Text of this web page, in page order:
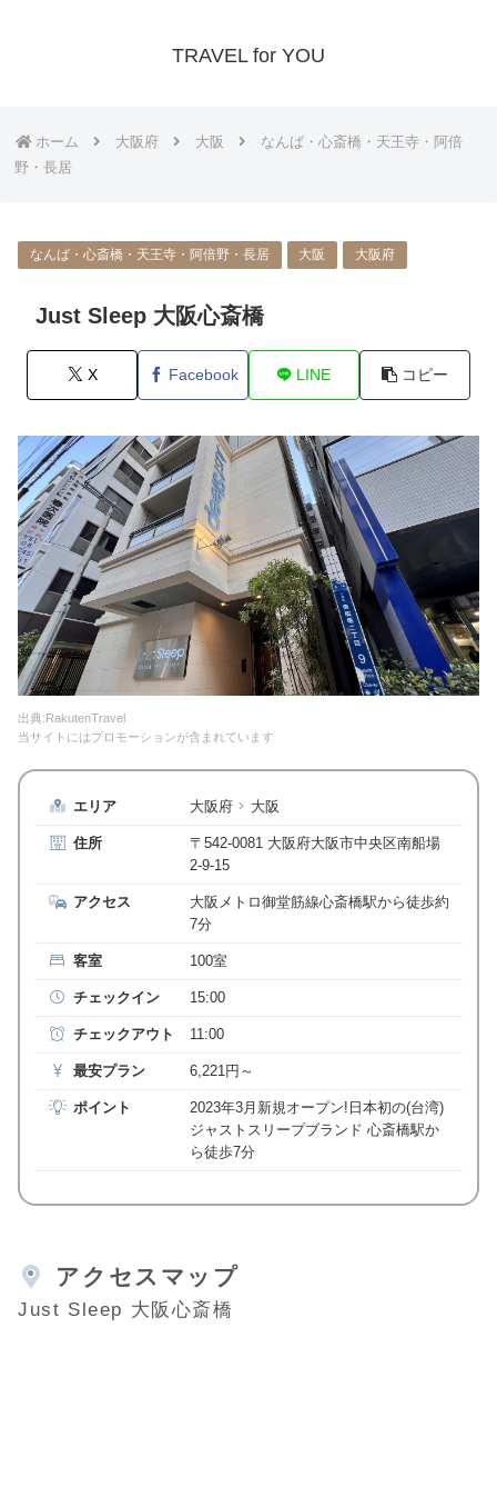
TRAVEL for YOU
ホーム 大阪府 大阪
なんば・心斎橋・天王寺・阿倍
野・長居
なんば・心斎橋・天王寺・阿倍野・長居 大阪 大阪府
Just Sleep 大阪心斎橋
X Facebook LINE コピー
出典:RakutenTravel
当サイトにはプロモーションが含まれています
エリア 大阪府 大阪
住所
〒542-0081 大阪府大阪市中央区南船場
2-9-15
アクセス
大阪メトロ御堂筋線心斎橋駅から徒歩約
7分
客室 100室
チェックイン 15:00
チェックアウト 11:00
最安プラン 6,221円～
ポイント
2023年3月新規オープン!日本初の(台湾)
ジャストスリープブランド 心斎橋駅か
ら徒歩7分
アクセスマップ
Just Sleep 大阪心斎橋